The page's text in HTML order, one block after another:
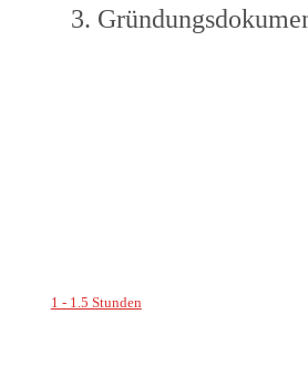
3.
1 - 1.5 Stunden